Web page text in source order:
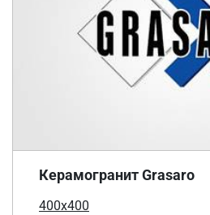
Керамогранит Grasaro
400x400